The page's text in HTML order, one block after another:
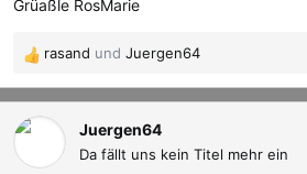
Grüaßle RosMarie
R
e
a
k
rasand und Juergen64
Juergen64
Da fällt uns kein Titel mehr ein